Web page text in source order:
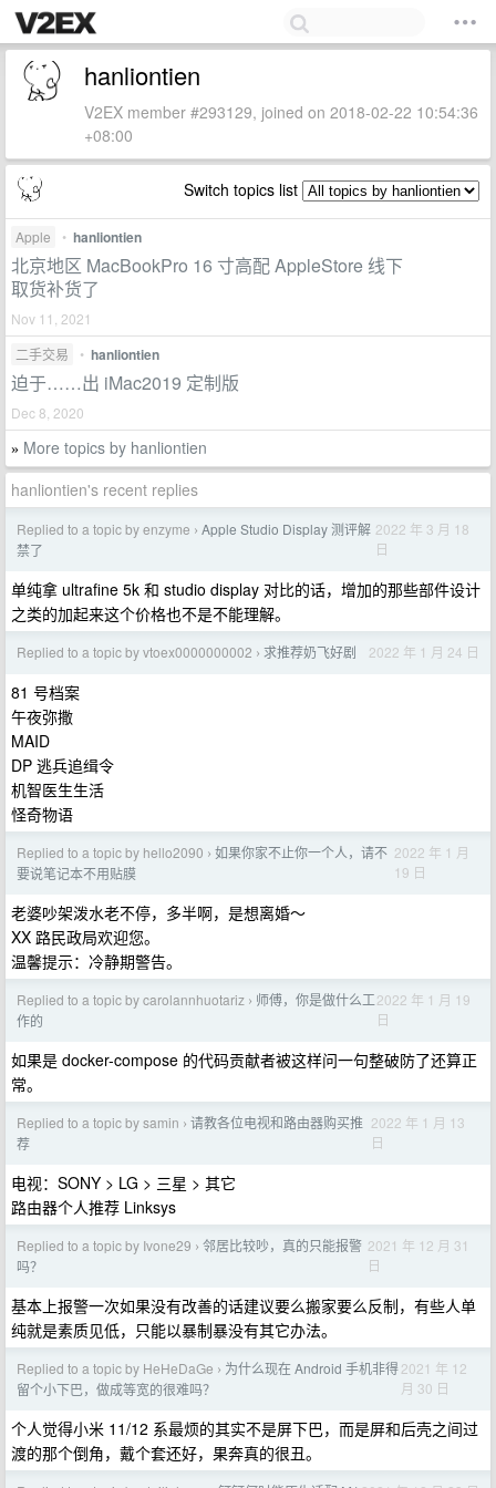
hanliontien
V2EX member #293129, joined on 2018-02-22 10:54:36
+08:00
Switch topics list
Apple • hanliontien
北京地区 MacBookPro 16 寸高配 AppleStore 线下
取货补货了
Nov 11, 2021
二手交易
• hanliontien
迫于……出 iMac2019 定制版
Dec 8, 2020
» More topics by hanliontien
hanliontien's recent replies
Replied to a topic by enzyme › Apple Studio Display 测评解
禁了
2022 年 3 月 18
日
单纯拿 ultrafine 5k 和 studio display 对比的话，增加的那些部件设计
之类的加起来这个价格也不是不能理解。
Replied to a topic by vtoex0000000002 › 求推荐奶飞好剧 2022 年 1 月 24 日
81 号档案
午夜弥撒
MAID
DP 逃兵追缉令
机智医生生活
怪奇物语
Replied to a topic by hello2090 › 如果你家不止你一个人，请不
要说笔记本不用贴膜
2022 年 1 月
19 日
老婆吵架泼水老不停，多半啊，是想离婚～
XX 路民政局欢迎您。
温馨提示：冷静期警告。
Replied to a topic by carolannhuotariz › 师傅，你是做什么工
作的
2022 年 1 月 19
日
如果是 docker-compose 的代码贡献者被这样问一句整破防了还算正
常。
Replied to a topic by samin › 请教各位电视和路由器购买推
荐
2022 年 1 月 13
日
电视：SONY > LG > 三星 > 其它
路由器个人推荐 Linksys
Replied to a topic by Ivone29 › 邻居比较吵，真的只能报警
吗？
2021 年 12 月 31
日
基本上报警一次如果没有改善的话建议要么搬家要么反制，有些人单
纯就是素质见低，只能以暴制暴没有其它办法。
Replied to a topic by HeHeDaGe › 为什么现在 Android 手机非得
留个小下巴，做成等宽的很难吗？
2021 年 12
月 30 日
个人觉得小米 11/12 系最烦的其实不是屏下巴，而是屏和后壳之间过
渡的那个倒角，戴个套还好，果奔真的很丑。